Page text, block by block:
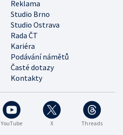
Reklama
Studio Brno
Studio Ostrava
Rada ČT
Kariéra
Podávání námětů
Časté dotazy
Kontakty
YouTube X Threads